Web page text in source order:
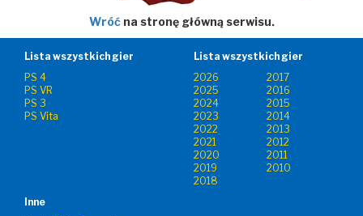
Wróćna stronę główną serwisu.
Lista wszystkich gier
PS 4
PS VR
PS 3
PS Vita
Lista wszystkich gier
2026
2017
2025
2016
2024
2015
2023
2014
2022
2013
2021
2012
2020
2011
2019
2010
2018
Inne